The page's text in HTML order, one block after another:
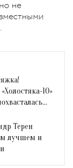
не
10»
Терен
лучшем и